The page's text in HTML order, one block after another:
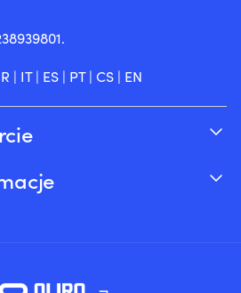
| IT| ES | PT| CS | EN